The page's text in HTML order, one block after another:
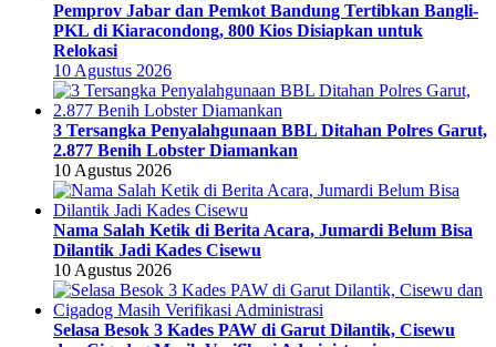
Pemprov Jabar dan Pemkot Bandung Tertibkan Bangli-
PKL di Kiaracondong, 800 Kios Disiapkan untuk
Relokasi
10 Agustus 2026
3 Tersangka Penyalahgunaan BBL Ditahan Polres Garut,
2.877 Benih Lobster Diamankan
10 Agustus 2026
Nama Salah Ketik di Berita Acara, Jumardi Belum Bisa
Dilantik Jadi Kades Cisewu
10 Agustus 2026
Selasa Besok 3 Kades PAW di Garut Dilantik, Cisewu